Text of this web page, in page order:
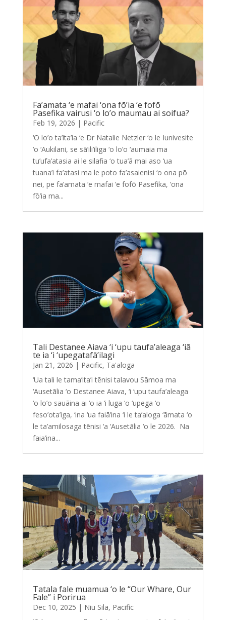
Fa’amata ‘e mafai ‘ona fō’ia ‘e fofō
Pasefika vairusi ‘o lo’o maumau ai soifua?
Feb 19, 2026 | Pacific
‘O lo’o ta’ita’ia ‘e Dr Natalie Netzler ‘o le Iunivesite
‘o ‘Aukilani, se sā’ili’iliga ‘o lo’o ‘aumaia ma
tu’ufa’atasia ai le silafia ‘o tua’ā mai aso ‘ua
tuana’i fa’atasi ma le poto fa’asaienisi ‘o ona pō
nei, pe fa’amata ‘e mafai ‘e fofō Pasefika, ‘ona
fō’ia ma...
Tali Destanee Aiava ‘i ‘upu taufa’aleaga ‘iā
te ia ‘i ‘upegatafā’ilagi
Jan 21, 2026 | Pacific, Ta'aloga
‘Ua tali le tama’ita’i tēnisi talavou Sāmoa ma
‘Ausetālia ‘o Destanee Aiava, ‘i ‘upu taufa’aleaga
‘o lo’o sauāina ai ‘o ia ‘i luga ‘o ‘upega ‘o
feso’ota’iga, ‘ina ‘ua faiā’ina ‘i le ta’aloga ‘āmata ‘o
le ta’amilosaga tēnisi ‘a ‘Ausetālia ‘o le 2026. Na
faia’ina...
Tatala fale muamua ‘o le “Our Whare, Our
Fale” i Porirua
Dec 10, 2025 | Niu Sila, Pacific